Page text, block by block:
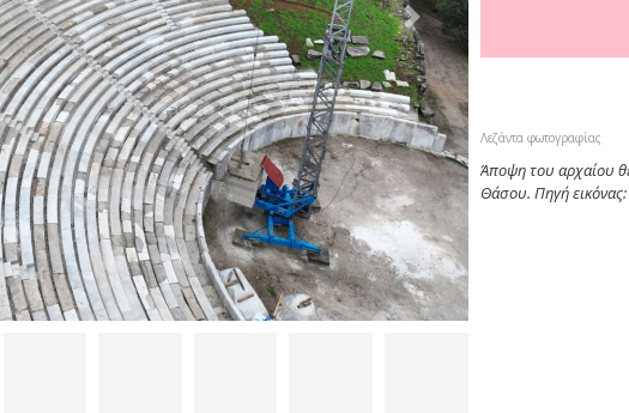
Next
Λεζάντα φωτογραφίας
Άποψη του αρχαίου
Θάσου. Πηγή